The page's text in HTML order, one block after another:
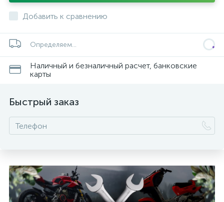
Добавить к сравнению
Определяем...
Наличный и безналичный расчет, банковские
карты
Быстрый заказ